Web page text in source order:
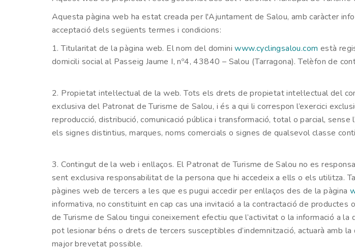
Aquesta pàgina web ha estat creada per l'Ajuntament de Salou, amb caràcter
acceptació dels següents termes i condicions:
1. Titularitat de la pàgina web. El nom del dominiwww.cyclingsalou.com està
domicili social al Passeig Jaume I, nº4, 43840 – Salou (Tarragona). Telèfon de
2. Propietat intel·lectual de la web. Tots els drets de propietat intel·lectual del
exclusiva del Patronat de Turisme de Salou, i és a qui li correspon l’exercici
reproducció, distribució, comunicació pública i transformació, total o parcial,
els signes distintius, marques, noms comercials o signes de qualsevol classe
3. Contingut de la web i enllaços. El Patronat de Turisme de Salou no es
sent exclusiva responsabilitat de la persona que hi accedeix a ells o els utilitza.
pàgines web de tercers a les que es pugui accedir per enllaços des de la pàgina
informativa, no constituint en cap cas una invitació a la contractació de
de Turisme de Salou tingui coneixement efectiu que l’activitat o la informació a
pot lesionar béns o drets de tercers susceptibles d’indemnització, actuarà amb
major brevetat possible.